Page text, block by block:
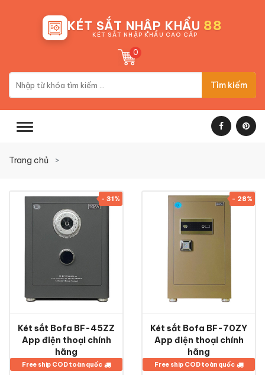
KÉT SẮT NHẬP KHẨU 88
KÉT SẮT NHẬP KHẨU CAO CẤP
0
Tìm kiếm
Trang chủ
- 31%
Két sắt Bofa BF-45ZZ
App điện thoại chính
hãng
Free ship COD toàn quốc
- 28%
Két sắt Bofa BF-70ZY
App điện thoại chính
hãng
Free ship COD toàn quốc